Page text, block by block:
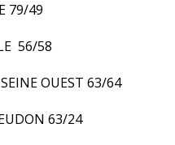
79/49
56/58
OUEST 63/64
63/24